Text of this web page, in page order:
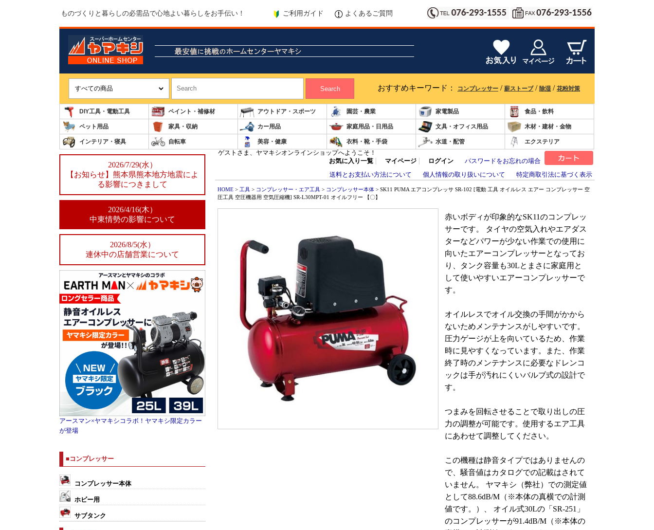
ものづくりと暮らしの必需品で心地よい暮らしをお手伝い！ ご利用ガイド よくあるご質問
Search おすすめキーワード： コンプレッサー / 薪ストーブ/ 除湿 / 花粉対策
DIY工具・電動工具 ペイント・補修材 アウトドア・スポーツ 園芸・農業 家電製品 食品・飲料
ペット用品 家具・収納 カー用品 家庭用品・日用品 文具・オフィス用品 木材・建材・金物
インテリア・寝具 自転車 美容・健康 衣料・靴・手袋 水道・配管 エクステリア
2026/7/29(水）
【お知らせ】熊本県熊本地方地震によ
る影響につきまして
2026/4/16(木）
中東情勢の影響について
2026/8/5(水）
連休中の店舗営業について
アースマン×ヤマキシコラボ！ヤマキシ限定カラー
が登場
■コンプレッサー
コンプレッサー本体
ホビー用
サブタンク
ゲストさま、ヤマキシオンラインショップへようこそ！
お気に入り一覧
マイページ ログイン
パスワードをお忘れの場合
送料とお支払い方法について
個人情報の取り扱いについて 特定商取引法に基づく表示
HOME > 工具 > コンプレッサー・エア工具 > コンプレッサー本体 > SK11 PUMA エアコンプレッサ SR-102 [電動 工具 オイルレス エアー コンプレッサー 空
圧工具 空圧機器用 空気圧縮機] SR-L30MPT-01 オイルフリー 【〇】
赤いボディが印象的なSK11のコンプレッ
サーです。 タイヤの空気入れやエアダス
ターなどパワーが少ない作業での使用に
向いたエアーコンプレッサーとなってお
り、タンク容量も30Lとまさに家庭用と
して使いやすいエアーコンプレッサーで
す。
オイルレスでオイル交換の手間がかから
ないためメンテナンスがしやすいです。
圧力ゲージが上を向いているため、作業
時に見やすくなっています。また、作業
終了時のメンテナンスに必要なドレンコ
ックは手が汚れにくいバルブ式の設計で
す。
つまみを回転させることで取り出しの圧
力の調整が可能です。使用するエア工具
にあわせて調整してください。
この機種は静音タイプではありませんの
で、騒音値はカタログでの記載はされて
いません。 ヤマキシ（弊社）での測定値
として88.6dB/M（※本体の真横での計測
値です。）、 オイル式30Lの「SR-251」
のコンプレッサーが91.4dB/M（※本体の